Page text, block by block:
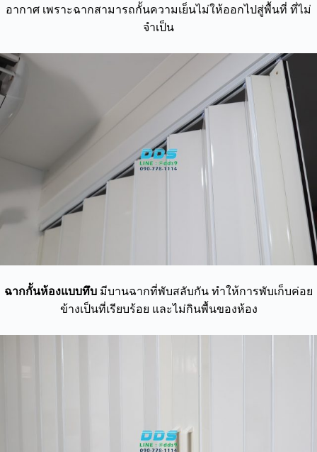
อากาศ เพราะฉากสามารถกั้นความเย็นไม่ให้ออกไปสู่พื้นที่ ที่ไม่
จำเป็น
ฉากกั้นห้องแบบทึบ มีบานฉากที่พับสลับกัน ทำให้การพับเก็บค่อย
ข้างเป็นที่เรียบร้อย และไม่กินพื้นของห้อง